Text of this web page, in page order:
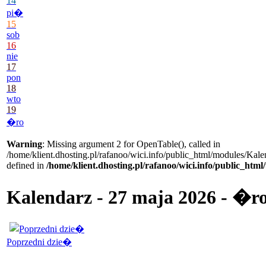
pi�
15
sob
16
nie
17
pon
18
wto
19
�ro
Warning: Missing argument 2 for OpenTable(), called in
/home/klient.dhosting.pl/rafanoo/wici.info/public_html/modules/
defined in /home/klient.dhosting.pl/rafanoo/wici.info/
Kalendarz - 27 maja 2026 -
Poprzedni dzie�